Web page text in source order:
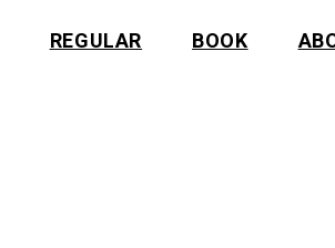
REGULAR BOOK